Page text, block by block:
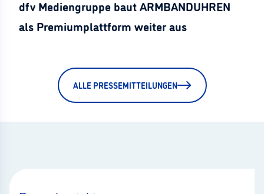
dfv Mediengruppe baut ARMBANDUHREN
als Premiumplattform weiter aus
ALLE PRESSEMITTEILUNGEN